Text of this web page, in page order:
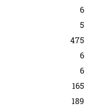
6
5
475
6
6
165
189